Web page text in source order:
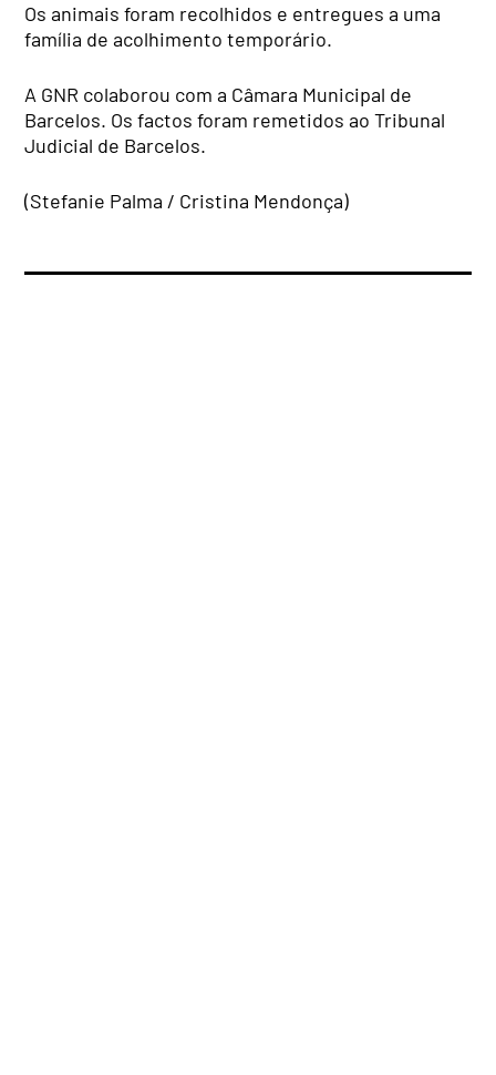
Os animais foram recolhidos e entregues a uma
família de acolhimento temporário.
A GNR colaborou com a Câmara Municipal de
Barcelos. Os factos foram remetidos ao Tribunal
Judicial de Barcelos.
(Stefanie Palma / Cristina Mendonça)